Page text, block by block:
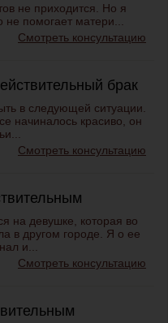
не приходится. Но я
не помогает матери...
Смотреть консультацию
брак
в следующей ситуации.
начиналось красиво, он
Смотреть консультацию
на девушке, которая во
в другом городе. Я о ее
и...
Смотреть консультацию